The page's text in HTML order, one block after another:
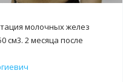
молочных желез
см3. 2 месяца после